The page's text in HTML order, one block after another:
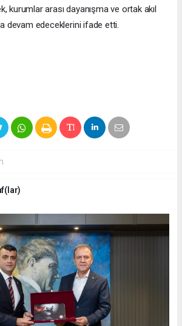
kurumlar arası dayanışma ve ortak akıl
devam edeceklerini ifade etti.